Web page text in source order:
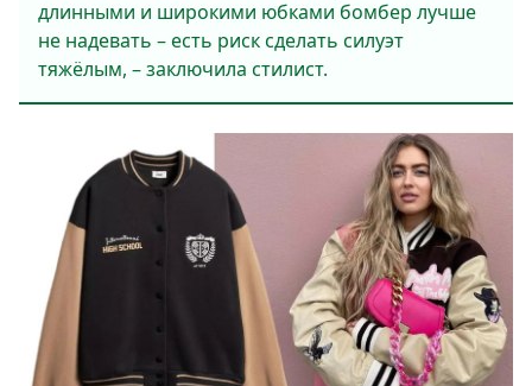
длинными и широкими юбками бомбер лучше
не надевать – есть риск сделать силуэт
тяжёлым, – заключила стилист.